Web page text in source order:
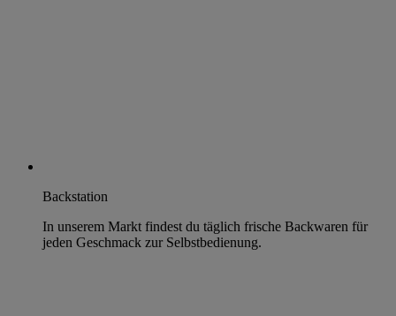
Backstation
In unserem Markt findest du täglich frische Backwaren für
jeden Geschmack zur Selbstbedienung.